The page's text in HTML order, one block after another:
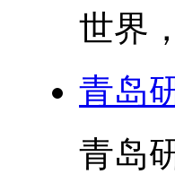
世界
青岛
青岛